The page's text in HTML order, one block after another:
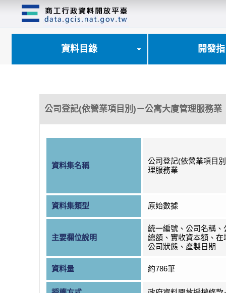
資料目錄 開發
公司登記(依營業項目別)－公寓大廈管理服務業
資料集名稱
公司登記(依營業項目
理服務業
資料集類型 原始數據
主要欄位說明
統一編號、公司名稱、
總額、實收資本額、在
公司狀態、產製日期
資料量 約786筆